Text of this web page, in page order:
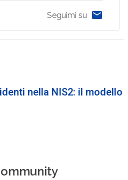
Seguimi su
nella NIS2: il modello